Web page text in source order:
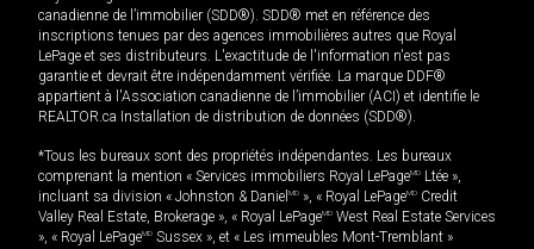
canadienne de l’immobilier (SDD®). SDD® met en référence des
inscriptions tenues par des agences immobilières autres que Royal
LePage et ses distributeurs. L'exactitude de l'information n'est pas
garantie et devrait être indépendamment vérifiée. La marque DDF®
appartient à l'Association canadienne de l’immobilier (ACI) et identifie le
REALTOR.ca Installation de distribution de données (SDD®).
*Tous les bureaux sont des propriétés indépendantes. Les bureaux
comprenant la mention « Services immobiliers Royal LePageMD Ltée »,
incluant sa division « Johnston & Daniel MD », « Royal LePageMD Credit
Valley Real Estate, Brokerage », « Royal LePageMD West Real Estate Services
», « Royal LePageMD Sussex », et « Les immeubles Mont-Tremblant »